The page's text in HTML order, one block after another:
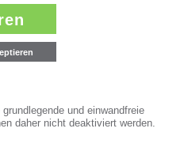
wissen müssen,
Corona und Kunststoff-